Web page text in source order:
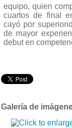
equipo, quien
cuartos de final
cayó por
de mayor
debut en
Galería de